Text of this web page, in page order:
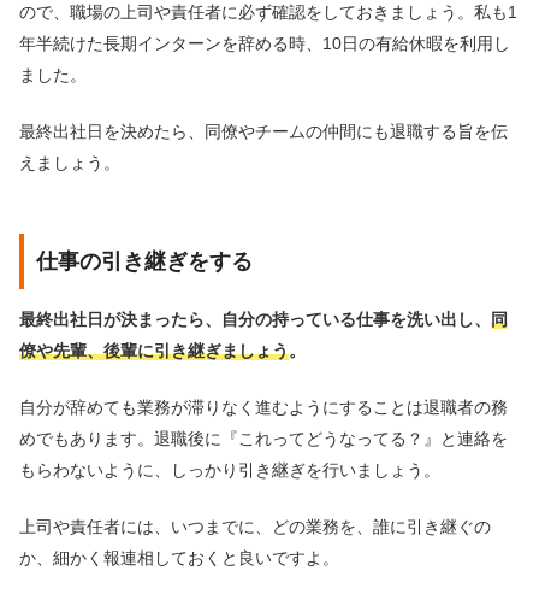
ので、職場の上司や責任者に必ず確認をしておきましょう。私も1
年半続けた長期インターンを辞める時、10日の有給休暇を利用し
ました。
最終出社日を決めたら、同僚やチームの仲間にも退職する旨を伝
えましょう。
仕事の引き継ぎをする
最終出社日が決まったら、自分の持っている仕事を洗い出し、 同
僚や先輩、後輩に引き継ぎましょう。
自分が辞めても業務が滞りなく進むようにすることは退職者の務
めでもあります。退職後に『これってどうなってる？』と連絡を
もらわないように、しっかり引き継ぎを行いましょう。
上司や責任者には、いつまでに、どの業務を、誰に引き継ぐの
か、細かく報連相しておくと良いですよ。